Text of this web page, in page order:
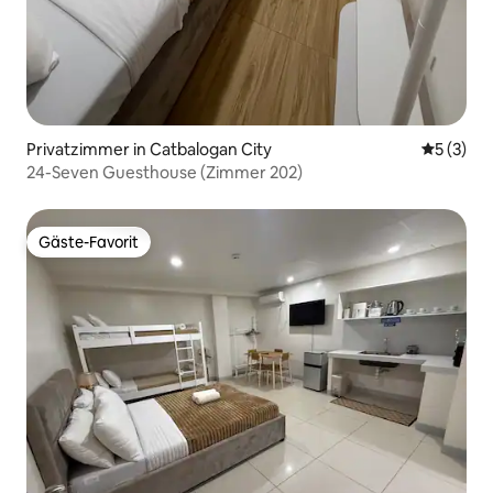
Privatzimmer in Catbalogan City
5 (3)
24-Seven Guesthouse (Zimmer 202)
Gäste-Favorit
Gäste-Favorit